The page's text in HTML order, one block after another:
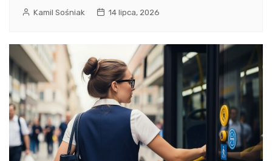
Kamil Sośniak 14 lipca, 2026